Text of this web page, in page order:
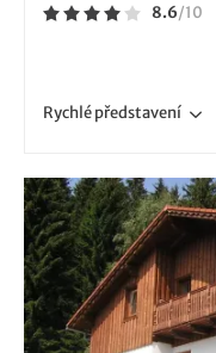
8.6/10
Rychlépředstavení